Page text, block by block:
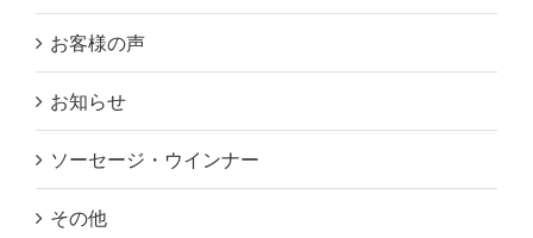
お客様の声
お知らせ
ソーセージ・ウインナー
その他